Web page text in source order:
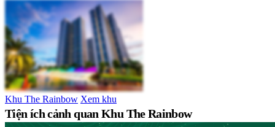
Khu The Rainbow Xem khu
Tiện ích cảnh quan Khu The Rainbow